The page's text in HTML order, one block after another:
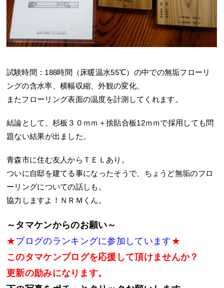
試験時間：188時間（床暖温水55℃）の中での無垢フローリ
ングの含水率、横幅収縮、外観の変化、
またフローリング表面の温度を計測してくれます。
結論として、杉板３０ｍｍ＋捨貼合板12ｍｍで採用しても問
題ない結果が出ました。
青森市に住む友人からＴＥＬあり。
ついに自邸を建てる事になったそうで、ちょうど無垢のフロ
ーリングについての話しも。
協力しますよ！ＮＲＭくん。
～タマケンからのお願い～
★ブログのランキングに参加しています★
このタマケンブログを応援して頂けませんか？
更新の励みになります。